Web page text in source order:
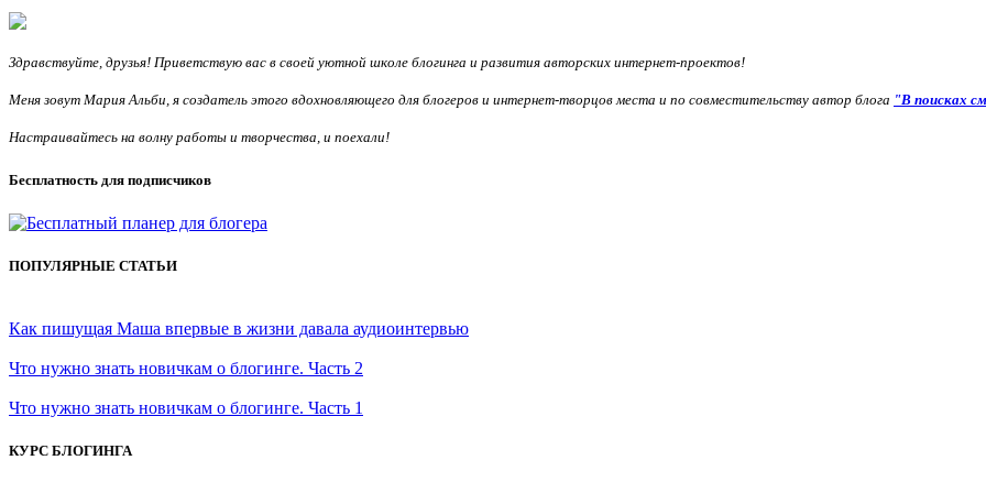
Здравствуйте, друзья! Приветствую вас в своей уютной школе блогинга и развития авторских интернет-проектов!
Меня зовут Мария Альби, я создатель этого вдохновляющего для блогеров и интернет-творцов места и по совместительству автор блога "В поисках
Настраивайтесь на волну работы и творчества, и поехали!
Бесплатность для подписчиков
ПОПУЛЯРНЫЕ СТАТЬИ
Как пишущая Маша впервые в жизни давала аудиоинтервью
Что нужно знать новичкам о блогинге. Часть 2
Что нужно знать новичкам о блогинге. Часть 1
КУРС БЛОГИНГА